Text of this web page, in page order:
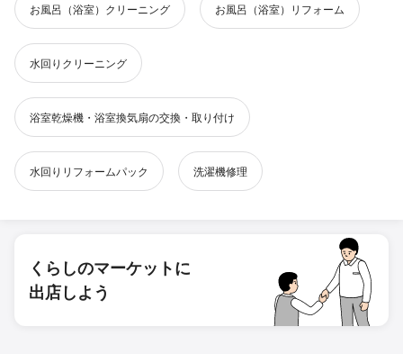
お風呂（浴室）クリーニング お風呂（浴室）リフォーム
水回りクリーニング
浴室乾燥機・浴室換気扇の交換・取り付け
水回りリフォームパック 洗濯機修理
くらしのマーケットに
出店しよう